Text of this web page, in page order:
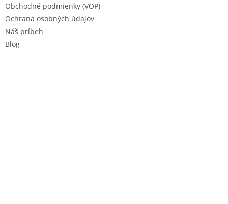
Obchodné podmienky (VOP)
Ochrana osobných údajov
Náš príbeh
Blog